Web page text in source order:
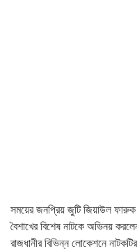
সময়ের জনপ্রিয় জুটি জিয়াউল
বৈশাখের বিশেষ নাটকে অভিনয়
রাজধানীর বিভিন্ন লোকেশনে